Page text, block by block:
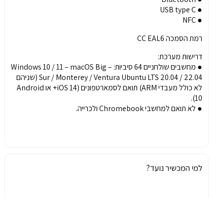
● USB type C
● NFC
רמת הסמכה CC EAL6
דרישות מערכת:
● מחשבים שולחניים 64 סיביות: – Windows 10 / 11 – macOS Big
Sur / Monterey / Ventura Ubuntu LTS 20.04 / 22.04 (שניהם
לא כולל מעבדי ARM) תואם לסמארטפונים (iOS 14+ או Android
10).
● ​​לא תואם למחשבי Chromebook ולכרייה.
למי המכשיר נועד?